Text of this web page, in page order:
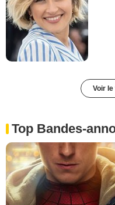
Voir
Top Bandes-